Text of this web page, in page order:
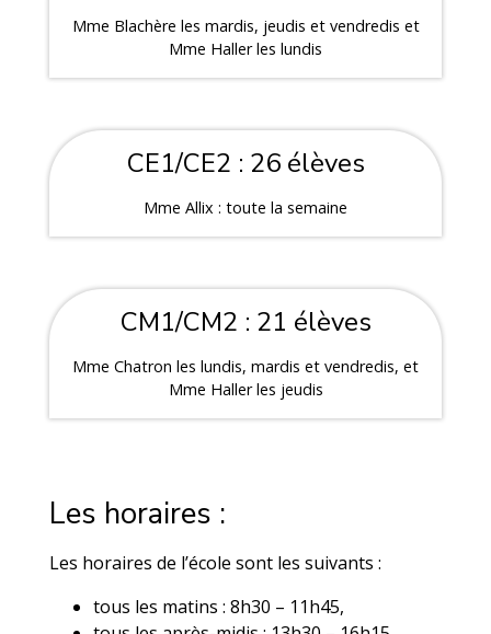
Mme Blachère les mardis, jeudis et vendredis et
Mme Haller les lundis
CE1/CE2 : 26 élèves
Mme Allix : toute la semaine
CM1/CM2 : 21 élèves
Mme Chatron les lundis, mardis et vendredis, et
Mme Haller les jeudis
Les horaires :
Les horaires de l’école sont les suivants :
tous les matins : 8h30 – 11h45,